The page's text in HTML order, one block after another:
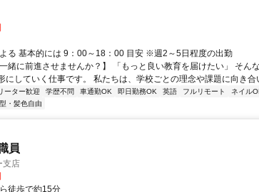
る 基本的には 9：00～18：00 目安 ※週2～5日程度の出勤
緒に前進させませんか？】 「もっと良い教育を届けたい」 そん
にしていく仕事です。 私たちは、学校ごとの理念や課題に向き合
ーター歓迎 学歴不問 車通勤OK 即日勤務OK 英語 フルリモート
ネイル
・髪色自由
員
支店
徒歩で約15分